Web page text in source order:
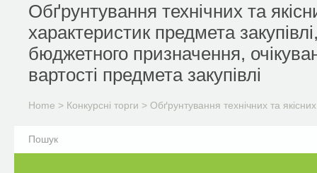
Обґрунтування технічних та
характеристик предмета
бюджетного призначення,
вартості предмета закупівлі
Home > Конкурсні торги > Обґрунтування технічних та